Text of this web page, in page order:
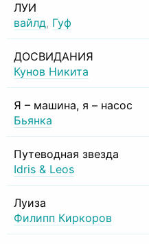
ЛУИ
вайлд, Гуф
ДОСВИДАНИЯ
Кунов Никита
Я – машина, я – насос
Бьянка
Путеводная звезда
Idris & Leos
Луиза
Филипп Киркоров